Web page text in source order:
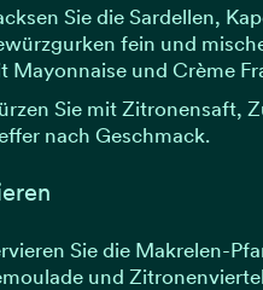
Sie die Sardellen,
fein und
Mayonnaise und Crème
Sie mit Zitronensaft,
nach Geschmack.
Sie die Makrelen-
und